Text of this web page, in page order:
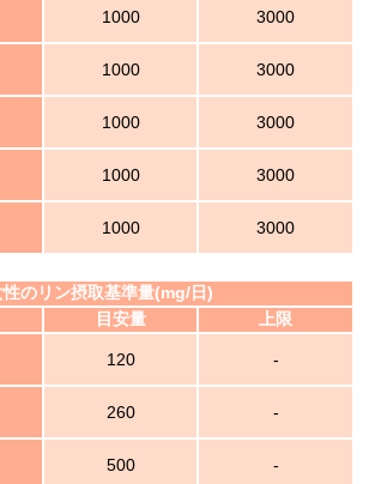
1000 3000
1000 3000
1000 3000
1000 3000
1000 3000
性のリン摂取基準量(mg/日)
目安量 上限
120 -
260 -
500 -